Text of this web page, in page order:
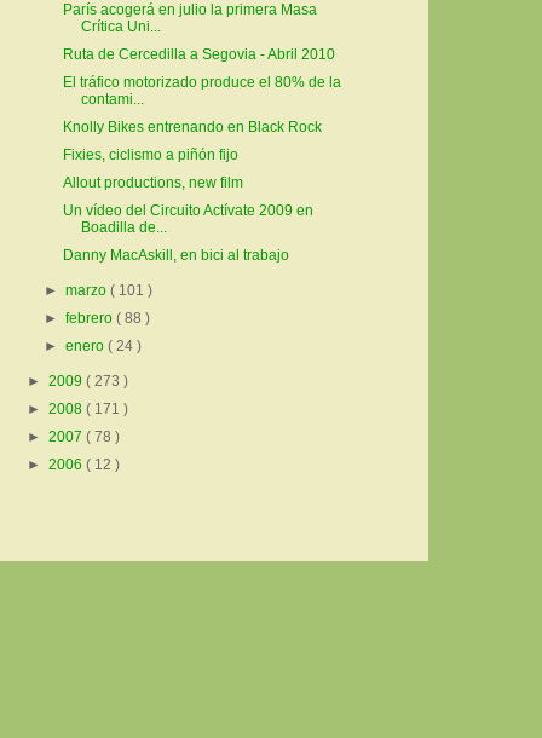
París acogerá en julio la primera Masa
Crítica Uni...
Ruta de Cercedilla a Segovia - Abril 2010
El tráfico motorizado produce el 80% de la
contami...
Knolly Bikes entrenando en Black Rock
Fixies, ciclismo a piñón fijo
Allout productions, new film
Un vídeo del Circuito Actívate 2009 en
Boadilla de...
Danny MacAskill, en bici al trabajo
►marzo( 101 )
►febrero( 88 )
►enero( 24 )
► 2009 ( 273 )
► 2008 ( 171 )
► 2007 ( 78 )
► 2006 ( 12 )